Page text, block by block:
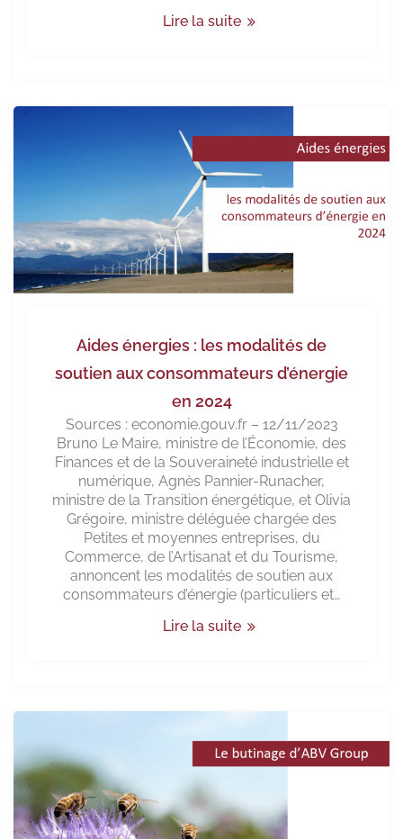
Lire la suite
Aides énergies : les modalités de
soutien aux consommateurs d’énergie
en 2024
Sources : economie.gouv.fr – 12/11/2023
Bruno Le Maire, ministre de l’Économie, des
Finances et de la Souveraineté industrielle et
numérique, Agnès Pannier-Runacher,
ministre de la Transition énergétique, et Olivia
Grégoire, ministre déléguée chargée des
Petites et moyennes entreprises, du
Commerce, de l’Artisanat et du Tourisme,
annoncent les modalités de soutien aux
consommateurs d’énergie (particuliers et…
Lire la suite